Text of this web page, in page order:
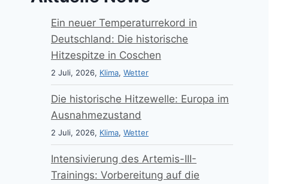
Ein neuer Temperaturrekord in
Deutschland: Die historische
Hitzespitze in Coschen
2 Juli, 2026, Klima, Wetter
Die historische Hitzewelle: Europa im
Ausnahmezustand
2 Juli, 2026, Klima, Wetter
Intensivierung des Artemis-III-
Trainings: Vorbereitung auf die